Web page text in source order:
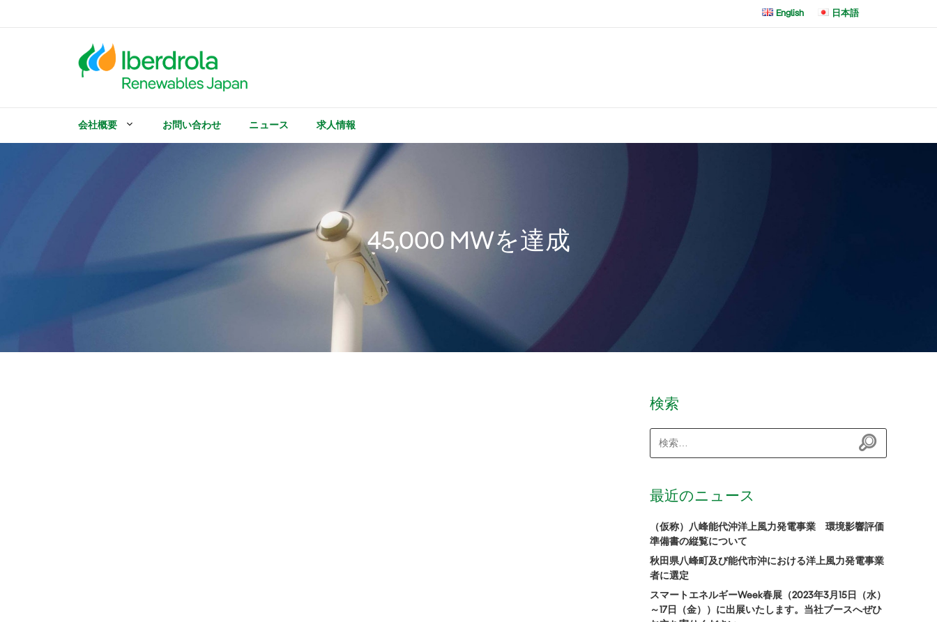
ッ
English 日本語
会社概要 お問い合わせ ニュース 求人情報
45,000 MWを達成
検索
最近のニュース
（仮称）八峰能代沖洋上風力発電事業 環境影響評価
準備書の縦覧について
秋田県八峰町及び能代市沖における洋上風力発電事業
者に選定
スマートエネルギーWeek春展（2023年3月15日（水）
～17日（金））に出展いたします。当社ブースへぜひ